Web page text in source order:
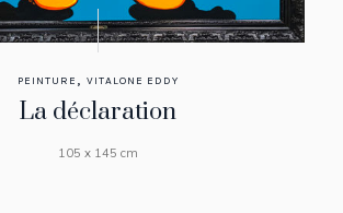
PEINTURE , VITALONE EDDY
La déclaration
105 x 145 cm